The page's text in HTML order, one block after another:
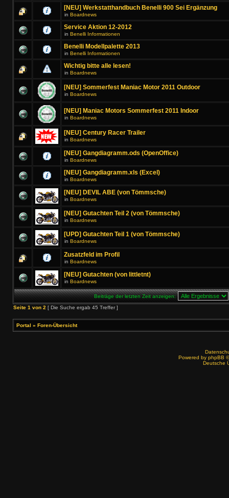
[NEU] Werkstatthandbuch Benelli 900 Sei Ergänzung
in Boardnews
Service Aktion 12-2012
in Benelli Informationen
Benelli Modellpalette 2013
in Benelli Informationen
Wichtig bitte alle lesen!
in Boardnews
[NEU] Sommerfest Maniac Motor 2011 Outdoor
in Boardnews
[NEU] Maniac Motors Sommerfest 2011 Indoor
in Boardnews
[NEU] Century Racer Trailer
in Boardnews
[NEU] Gangdiagramm.ods (OpenOffice)
in Boardnews
[NEU] Gangdiagramm.xls (Excel)
in Boardnews
[NEU] DEVIL ABE (von Tömmsche)
in Boardnews
[NEU] Gutachten Teil 2 (von Tömmsche)
in Boardnews
[UPD] Gutachten Teil 1 (von Tömmsche)
in Boardnews
Zusatzfeld im Profil
in Boardnews
[NEU] Gutachten (von littletnt)
in Boardnews
Beiträge der letzten Zeit anzeigen:
Seite 1 von 2 [ Die Suche ergab 45 Treffer ]
Portal » Foren-Übersicht
Powered by phpBB
Deutsche